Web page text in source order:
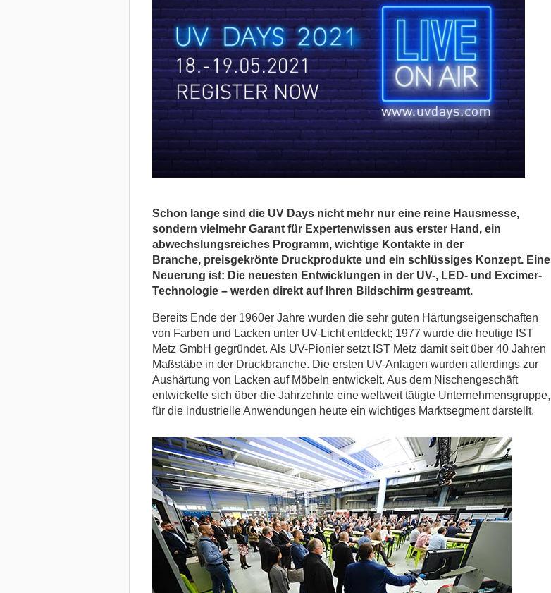
Schon lange sind die UV Days nicht mehr nur eine reine Hausmesse,
sondern vielmehr Garant für Expertenwissen aus erster Hand, ein
abwechslungsreiches Programm, wichtige Kontakte in der
Branche, preisgekrönte Druckprodukte und ein schlüssiges Konzept. Eine
Neuerung ist: Die neuesten Entwicklungen in der UV-, LED- und Excimer-
Technologie – werden direkt auf Ihren Bildschirm gestreamt.
Bereits Ende der 1960er Jahre wurden die sehr guten Härtungseigenschaften
von Farben und Lacken unter UV-Licht entdeckt; 1977 wurde die heutige IST
Metz GmbH gegründet. Als UV-Pionier setzt IST Metz damit seit über 40 Jahren
Maßstäbe in der Druckbranche. Die ersten UV-Anlagen wurden allerdings zur
Aushärtung von Lacken auf Möbeln entwickelt. Aus dem Nischengeschäft
entwickelte sich über die Jahrzehnte eine weltweit tätigte Unternehmensgruppe,
für die industrielle Anwendungen heute ein wichtiges Marktsegment darstellt.